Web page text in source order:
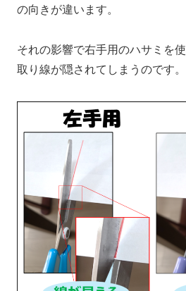
の向きが違います。
それの影響で右手用のハサミを
取り線が隠されてしまうのです。